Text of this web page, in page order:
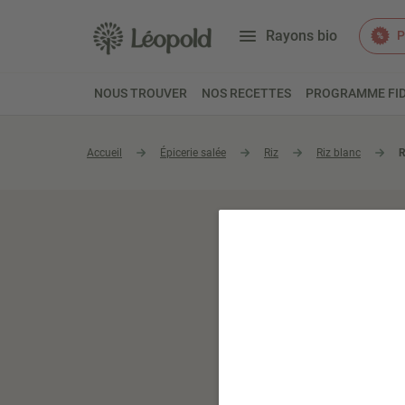
Rayons bio
NOUS TROUVER NOS RECETTES PROGRAMME
Accueil Épicerie salée Riz Riz blanc